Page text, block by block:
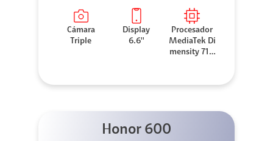
Cámara
Triple
Display
6.6''
Procesador
MediaTek Di
mensity 710
Honor 600